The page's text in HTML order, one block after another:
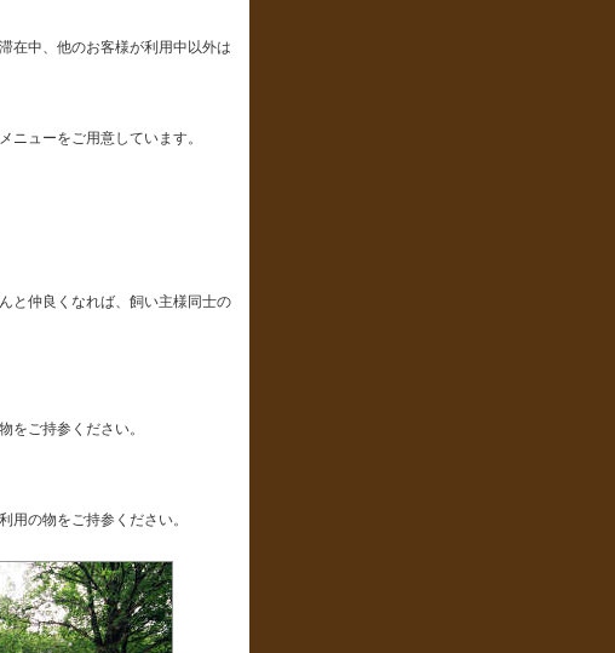
在中、他のお客様が利用中以外は
ューをご用意しています。
と仲良くなれば、飼い主様同士の
ご持参ください。
用の物をご持参ください。